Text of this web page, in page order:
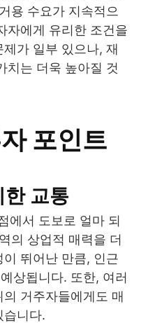
용 수요가 지속적으
자에게 유리한 조건을
가 일부 있으나, 재
치는 더욱 높아질 것
포인트
교통
에서 도보로 얼마 되
의 상업적 매력을 더
뛰어난 만큼, 인근
상됩니다. 또한, 여러
거주자들에게도 매
습니다.